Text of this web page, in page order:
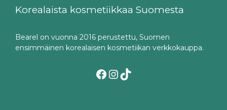
Korealaista kosmetiikkaa Suomesta
Bearel on vuonna 2016 perustettu, Suomen
ensimmäinen korealaisen kosmetiikan verkkokauppa.
Facebook
Instagram
TikTok